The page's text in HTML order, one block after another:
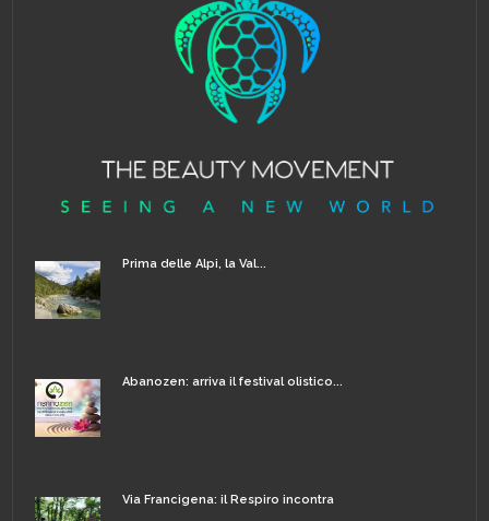
Prima delle Alpi, la Val...
Abanozen: arriva il festival olistico...
Via Francigena: il Respiro incontra